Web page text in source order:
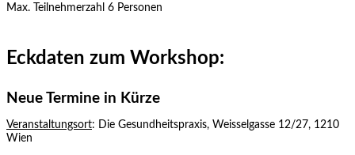
Max. Teilnehmerzahl 6 Personen
Eckdaten zum Workshop:
Neue Termine in Kürze
Veranstaltungsort: Die Gesundheitspraxis, Weisselgasse 12/27, 1210
Wien